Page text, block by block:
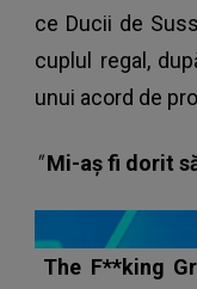
ce Ducii de
cuplul regal,
unui acord de
"Mi-aş fi dorit
The F**king